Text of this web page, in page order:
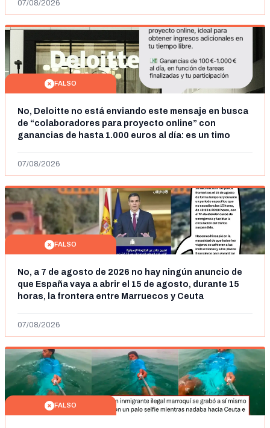
07/08/2026
FALSO
No, Deloitte no está enviando este mensaje en busca
de “colaboradores para proyecto online” con
ganancias de hasta 1.000 euros al día: es un timo
07/08/2026
FALSO
No, a 7 de agosto de 2026 no hay ningún anuncio de
que España vaya a abrir el 15 de agosto, durante 15
horas, la frontera entre Marruecos y Ceuta
07/08/2026
FALSO